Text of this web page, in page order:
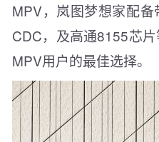
MPV，岚图梦想家配
CDC，及高通8155芯
MPV用户的最佳选择。